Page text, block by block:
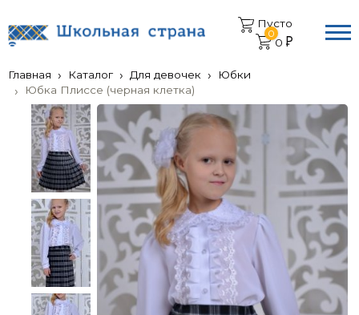
Пусто
0
0
Главная Каталог Для девочек
Юбки
Юбка Плиссе (черная клетка)